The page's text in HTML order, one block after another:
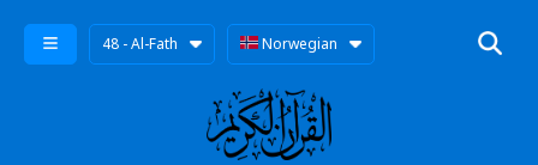
48 - Al-Fath Norwegian